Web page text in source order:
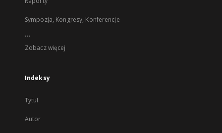
Sympozja, Kongresy, Konferencje
...
Zobacz więcej
Indeksy
Tytuł
Autor